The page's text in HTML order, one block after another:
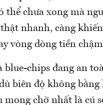
thể chưa xong mà
nhanh, càng
vòng dòng tiền
chips đang an
biên độ không bằng
chờ nhất là cú